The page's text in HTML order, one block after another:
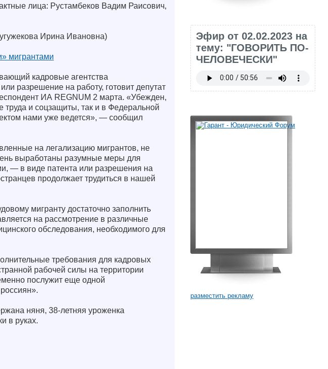
лица: Рустамбеков Вадим Раисович,
Ирина Ивановна)
мигрантами
кадровые агентства
разрешение на работу, готовит депутат
ИА REGNUM 2 марта. «Убежден,
труда и соцзащиты, так и в Федеральной
нами уже ведется», — сообщил
на легализацию мигрантов, не
выработаны разумные меры для
— в виде патента или разрешения на
продолжает трудиться в нашей
мигранту достаточно заполнить
на рассмотрение в различные
обследования, необходимого для
требования для кадровых
рабочей силы на территории
послужит еще одной
няня, 38-летняя уроженка
в руках.
Эфир от 02.02.2023 на
тему: "ГОВОРИТЬ ПО-
ЧЕЛОВЕЧЕСКИ"
разместить рекламу